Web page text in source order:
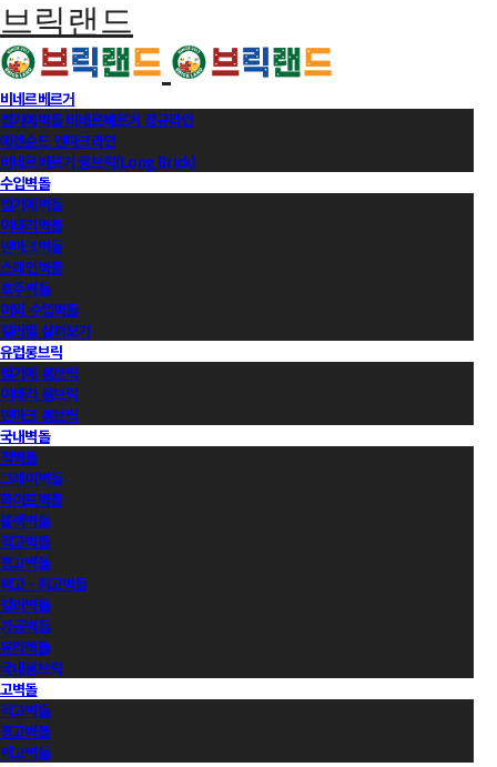
브릭랜드
비네르베르거
벨기에벽돌 비네르베르거 정규라인
에겐순드 덴마크라인
비네르베르거 롱브릭(Long Brick)
수입벽돌
벨기에벽돌
이태리벽돌
덴마크벽돌
스페인벽돌
호주벽돌
이외 수입벽돌
컬러별 살펴보기
유럽롱브릭
벨기에 롱브릭
이태리 롱브릭
덴마크 롱브릭
국내벽돌
적벽돌
그레이벽돌
화이트벽돌
블랙벽돌
적고벽돌
청고벽돌
백고ㆍ회고벽돌
컬러벽돌
가공벽돌
유약벽돌
국내롱브릭
고벽돌
적고벽돌
청고벽돌
백고벽돌